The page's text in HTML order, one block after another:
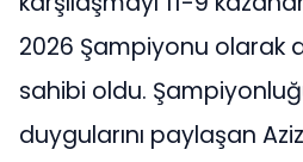
2026 Şampiyonu olarak
sahibi oldu.
duygularını paylaşan